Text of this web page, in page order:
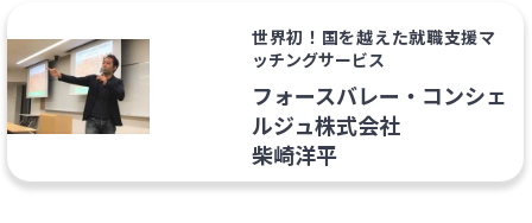
世界初！国を越えた就職支援マ
ッチングサービス
フォースバレー・コンシェ
ルジュ株式会社
柴崎洋平